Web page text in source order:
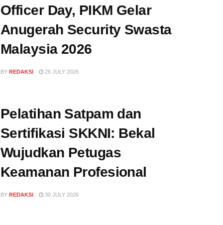
Officer Day, PIKM Gelar
Anugerah Security Swasta
Malaysia 2026
BY REDAKSI 26 JULY 2026
Pelatihan Satpam dan
Sertifikasi SKKNI: Bekal
Wujudkan Petugas
Keamanan Profesional
BY REDAKSI 30 JULY 2026